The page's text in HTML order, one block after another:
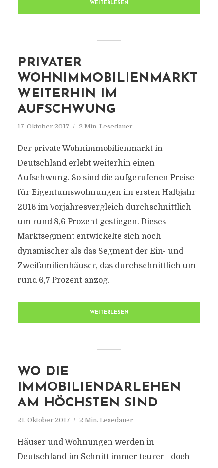
WEITERLESEN
PRIVATER
WOHNIMMOBILIENMARKT
WEITERHIN IM
AUFSCHWUNG
17. Oktober 2017 2 Min. Lesedauer
Der private Wohnimmobilienmarkt in
Deutschland erlebt weiterhin einen
Aufschwung. So sind die aufgerufenen Preise
für Eigentumswohnungen im ersten Halbjahr
2016 im Vorjahresvergleich durchschnittlich
um rund 8,6 Prozent gestiegen. Dieses
Marktsegment entwickelte sich noch
dynamischer als das Segment der Ein- und
Zweifamilienhäuser, das durchschnittlich um
rund 6,7 Prozent anzog.
WEITERLESEN
WO DIE
IMMOBILIENDARLEHEN
AM HÖCHSTEN SIND
21. Oktober 2017 2 Min. Lesedauer
Häuser und Wohnungen werden in
Deutschland im Schnitt immer teurer - doch